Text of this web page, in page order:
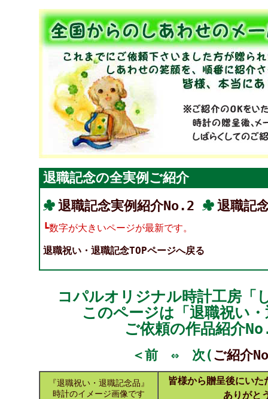
退職記念の全実例ご紹介
退職記念実例紹介No.2
退職記
┗数字が大きいページが最新です。
退職祝い・退職記念TOPページへ戻る
コパルオリジナル時計工房「
このページは「退職祝い
ご依頼の作品紹介
＜前 ⇔ 次(ご紹介
『退職祝い・退職記念品』
時計のイメージ画像です
皆様から贈呈後にい
ありがと